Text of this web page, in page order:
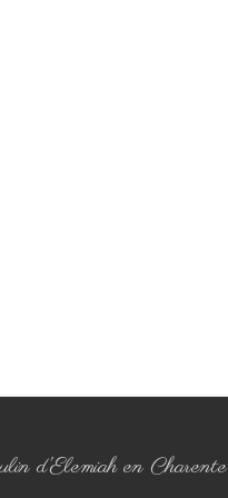
d'Elemiah en Charente